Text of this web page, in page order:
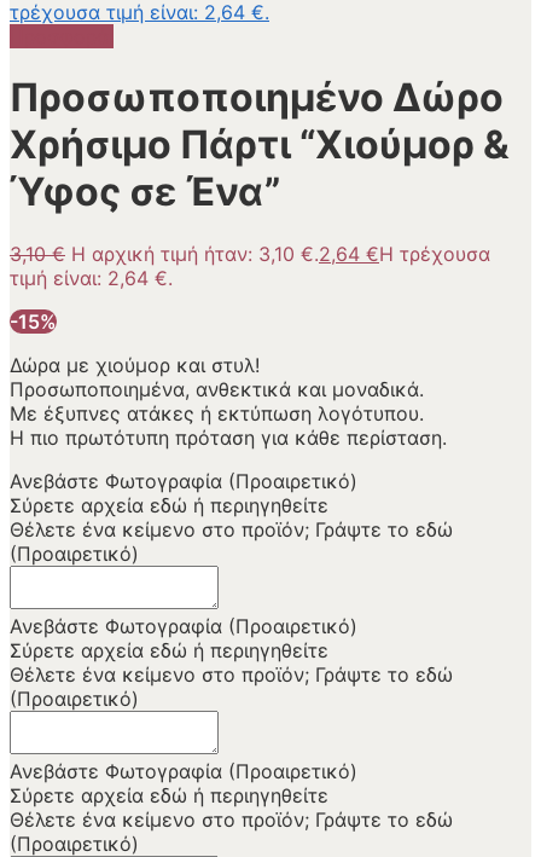
τρέχουσα τιμή είναι: 2,64 €.
Προσωποποιημένο Δώρο
Χρήσιμο Πάρτι “Χιούμορ &
Ύφος σε Ένα”
3,10€ Η αρχική τιμή ήταν: 3,10 €.2,64 €Η τρέχουσα
τιμή είναι: 2,64 €.
-15%
Δώρα με χιούμορ και στυλ!
Προσωποποιημένα, ανθεκτικά και μοναδικά.
Με έξυπνες ατάκες ή εκτύπωση λογότυπου.
Η πιο πρωτότυπη πρόταση για κάθε περίσταση.
Ανεβάστε Φωτογραφία (Προαιρετικό)
Σύρετε αρχεία εδώ ή περιηγηθείτε
Θέλετε ένα κείμενο στο προϊόν; Γράψτε το εδώ
(Προαιρετικό)
Ανεβάστε Φωτογραφία (Προαιρετικό)
Σύρετε αρχεία εδώ ή περιηγηθείτε
Θέλετε ένα κείμενο στο προϊόν; Γράψτε το εδώ
(Προαιρετικό)
Ανεβάστε Φωτογραφία (Προαιρετικό)
Σύρετε αρχεία εδώ ή περιηγηθείτε
Θέλετε ένα κείμενο στο προϊόν; Γράψτε το εδώ
(Προαιρετικό)